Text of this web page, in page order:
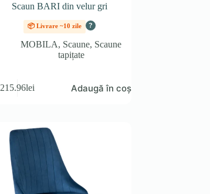
Scaun BARI din velur gri
📦 Livrare ~10 zile ?
MOBILA, Scaune, Scaune
tapițate
215.96lei Adaugă în coș